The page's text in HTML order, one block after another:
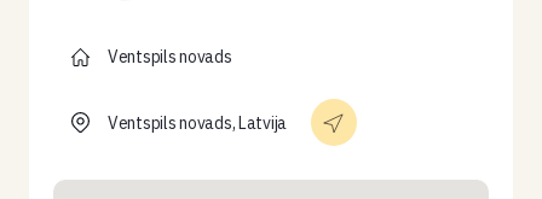
Ventspils novads
Ventspils novads, Latvija